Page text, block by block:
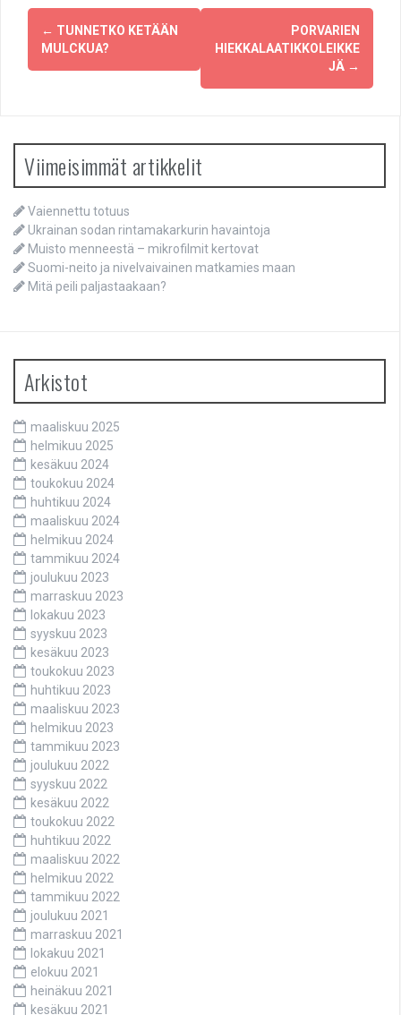
Post
navigation
← TUNNETKO KETÄÄN
MULCKUA?
PORVARIEN
HIEKKALAATIKKOLEIKKE
JÄ →
Viimeisimmät artikkelit
Vaiennettu totuus
Ukrainan sodan rintamakarkurin havaintoja
Muisto menneestä – mikrofilmit kertovat
Suomi-neito ja nivelvaivainen matkamies maan
Mitä peili paljastaakaan?
Arkistot
maaliskuu 2025
helmikuu 2025
kesäkuu 2024
toukokuu 2024
huhtikuu 2024
maaliskuu 2024
helmikuu 2024
tammikuu 2024
joulukuu 2023
marraskuu 2023
lokakuu 2023
syyskuu 2023
kesäkuu 2023
toukokuu 2023
huhtikuu 2023
maaliskuu 2023
helmikuu 2023
tammikuu 2023
joulukuu 2022
syyskuu 2022
kesäkuu 2022
toukokuu 2022
huhtikuu 2022
maaliskuu 2022
helmikuu 2022
tammikuu 2022
joulukuu 2021
marraskuu 2021
lokakuu 2021
elokuu 2021
heinäkuu 2021
kesäkuu 2021